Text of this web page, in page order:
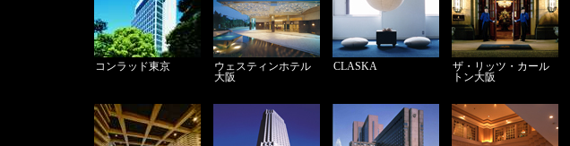
コンラッド東京
ウェスティンホテル
大阪
CLASKA
ザ・リッツ・カール
トン大阪